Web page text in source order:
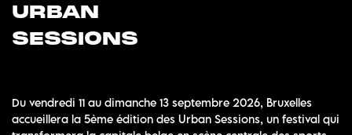
URBAN
SESSIONS
Du vendredi 11 au dimanche 13 septembre 2026, Bruxelles
accueillera la 5ème édition des Urban Sessions, un festival qui